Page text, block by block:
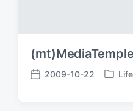
发
2009-10-22
发
Life